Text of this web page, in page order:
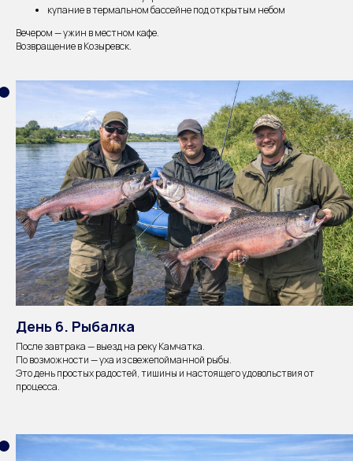
купание в термальном бассейне под открытым небом
Вечером — ужин в местном кафе.
Возвращение в Козыревск.
День 6. Рыбалка
После завтрака — выезд на реку Камчатка.
По возможности — уха из свежепойманной рыбы.
Это день простых радостей, тишины и настоящего удовольствия от
процесса.